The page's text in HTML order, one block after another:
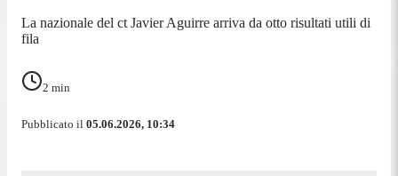
La nazionale del ct Javier Aguirre arriva da otto risultati utili di
fila
2 min
Pubblicato il 05.06.2026, 10:34